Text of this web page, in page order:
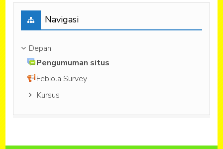
Abaikan Navigasi
Navigasi
Depan
Pengumuman situs
Febiola Survey
Kursus